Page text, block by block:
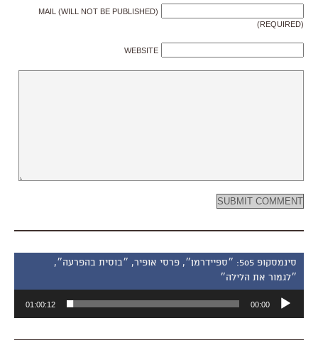
MAIL (WILL NOT BE PUBLISHED)
(REQUIRED)
WEBSITE
סינמסקופ 505: ״ספיידרמן״, פרסי אופיר, ״בוסית בהפרעה״,
״לגמור את הלילה״
אודיו
00:00
01:00:12